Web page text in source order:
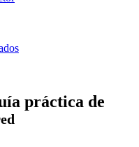
práctica de